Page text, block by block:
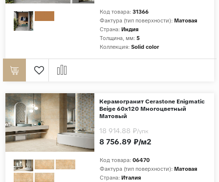
Код товара: 31366
Фактура (тип поверхности): Матовая
Страна: Индия
Толщина, мм: 5
Коллекция: Solid color
Керамогранит Cerastone Enigmatic
Beige 60x120 Многоцветный
Матовый
Код товара: 06470
Фактура (тип поверхности): Матовая
Страна: Италия
8 756.89 ₽/м2
18 914.88 ₽/упк